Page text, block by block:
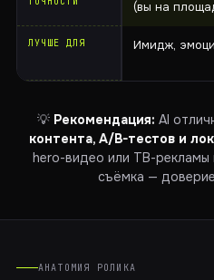
(вы на
ЛУЧШЕ ДЛЯ Имидж,
💡 Рекомендация: AI
контента, A/B-тестов и
hero-видео или ТВ-рекламы
съёмка —
АНАТОМИЯ РОЛИКА